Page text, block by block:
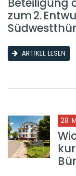
zum 2.
ARTIKEL LESEN
28.